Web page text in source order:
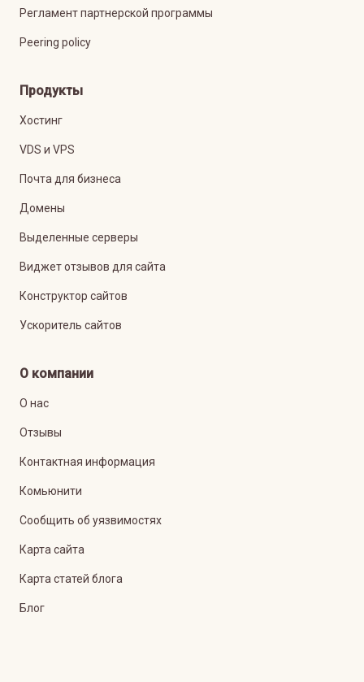
Регламент партнерской программы
Peering policy
Продукты
Хостинг
VDS и VPS
Почта для бизнеса
Домены
Выделенные серверы
Виджет отзывов для сайта
Конструктор сайтов
Ускоритель сайтов
О компании
О нас
Отзывы
Контактная информация
Комьюнити
Сообщить об уязвимостях
Карта сайта
Карта статей блога
Блог